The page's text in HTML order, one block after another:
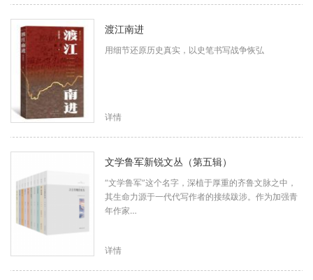
渡江南进
用细节还原历史真实，以史笔书写战争恢弘
详情
文学鲁军新锐文丛（第五辑）
“文学鲁军”这个名字，深植于厚重的齐鲁文脉之中，
其生命力源于一代代写作者的接续跋涉。作为加强青
年作家…
详情